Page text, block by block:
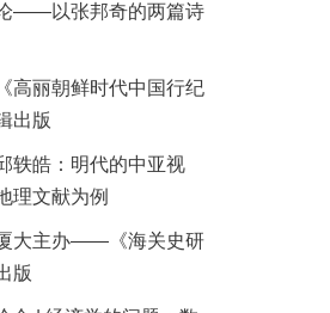
——以张邦奇的两篇诗
高丽朝鲜时代中国行纪
出版
轶皓：明代的中亚视
理文献为例
大主办——《海关史研
版